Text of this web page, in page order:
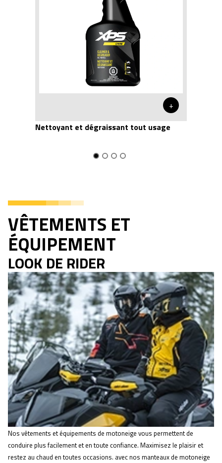
+
Nettoyant et dégraissant tout usage
VÊTEMENTS ET
ÉQUIPEMENT
LOOK DE RIDER
Nos vêtements et équipements de motoneige vous permettent de
conduire plus facilement et en toute confiance. Maximisez le plaisir et
restez au chaud en toutes occasions. avec nos manteaux de motoneige